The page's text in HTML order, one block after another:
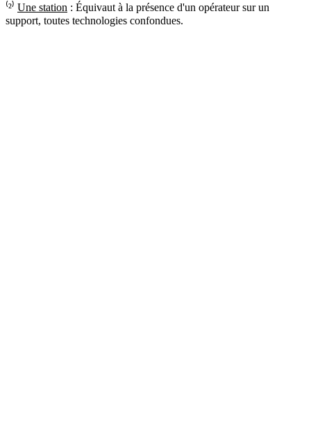
⁽²⁾ Une station : Équivaut à la présence d'un opérateur sur un
support, toutes technologies confondues.